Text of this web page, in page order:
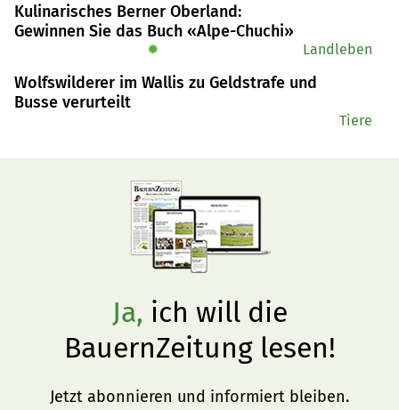
vor zehn Tagen sieben Schafe gerissen und vier weitere
Tiere verletzt.
Kulinarisches Berner Oberland:
Gewinnen Sie das Buch «Alpe-Chuchi»
✹ Landleben
Wolfswilderer im Wallis zu Geldstrafe und
Busse verurteilt
Tiere
Ja, ich will die
BauernZeitung lesen!
Jetzt abonnieren und informiert bleiben.